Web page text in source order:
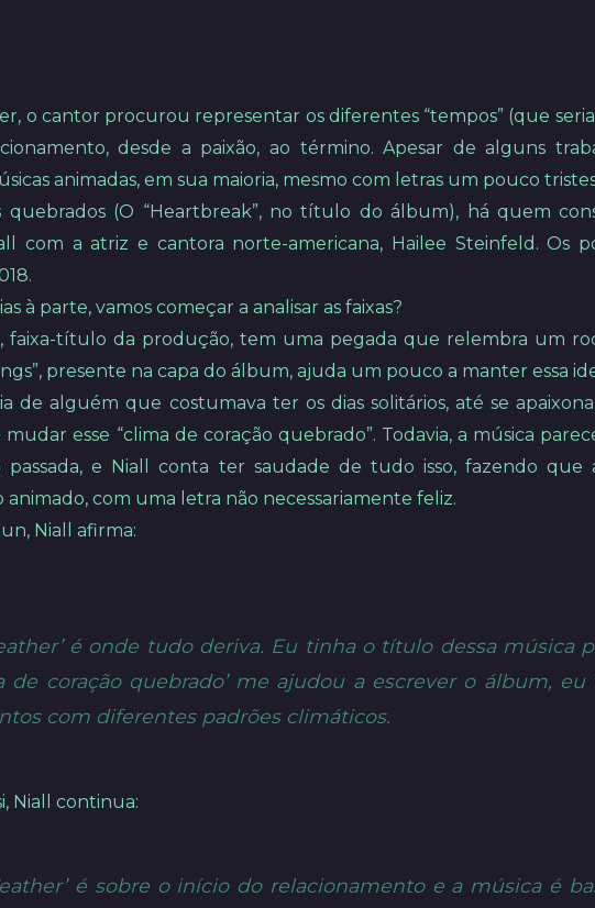
o cantor procurou representar os diferentes “tempos” (que
desde a paixão, ao término. Apesar de alguns
animadas, em sua maioria, mesmo com letras um pouco
quebrados (O “Heartbreak”, no título do álbum), há quem
com a atriz e cantora norte-americana, Hailee Steinfeld. Os
à parte, vamos começar a analisar as faixas?
faixa-título da produção, tem uma pegada que relembra um
presente na capa do álbum, ajuda um pouco a manter essa
de alguém que costumava ter os dias solitários, até se
esse “clima de coração quebrado”. Todavia, a música
passada, e Niall conta ter saudade de tudo isso, fazendo que
com uma letra não necessariamente feliz.
Niall afirma:
é onde tudo deriva. Eu tinha o título dessa música
de coração quebrado’ me ajudou a escrever o álbum,
com diferentes padrões climáticos.
Niall continua:
é sobre o início do relacionamento e a música é